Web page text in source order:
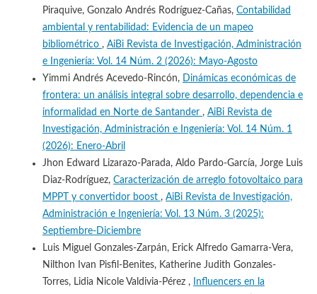
Piraquive, Gonzalo Andrés Rodríguez-Cañas, Contabilidad
ambiental y rentabilidad: Evidencia de un mapeo
bibliométrico , AiBi Revista de Investigación, Administración
e Ingeniería: Vol. 14 Núm. 2 (2026): Mayo-Agosto
Yimmi Andrés Acevedo-Rincón, Dinámicas económicas de
frontera: un análisis integral sobre desarrollo, dependencia e
informalidad en Norte de Santander , AiBi Revista de
Investigación, Administración e Ingeniería: Vol. 14 Núm. 1
(2026): Enero-Abril
Jhon Edward Lizarazo-Parada, Aldo Pardo-García, Jorge Luis
Diaz-Rodríguez, Caracterización de arreglo fotovoltaico para
MPPT y convertidor boost , AiBi Revista de Investigación,
Administración e Ingeniería: Vol. 13 Núm. 3 (2025):
Septiembre-Diciembre
Luis Miguel Gonzales-Zarpán, Erick Alfredo Gamarra-Vera,
Nilthon Ivan Pisfil-Benites, Katherine Judith Gonzales-
Torres, Lidia Nicole Valdivia-Pérez ,
Influencers en la